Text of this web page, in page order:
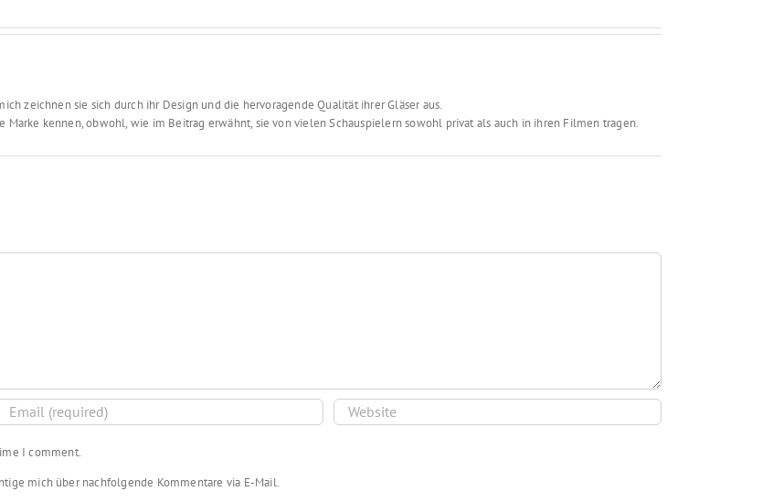
zeichnen sie sich durch ihr Design und die hervoragende Qualität ihrer Gläser aus.
kennen, obwohl, wie im Beitrag erwähnt, sie von vielen Schauspielern sowohl privat als auch in ihren Filmen tragen.
I comment.
mich über nachfolgende Kommentare via E-Mail.